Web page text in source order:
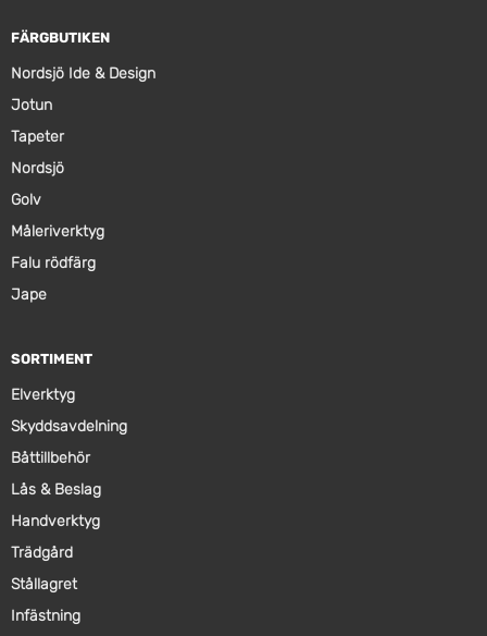
FÄRGBUTIKEN
Nordsjö Ide & Design
Jotun
Tapeter
Nordsjö
Golv
Måleriverktyg
Falu rödfärg
Jape
SORTIMENT
Elverktyg
Skyddsavdelning
Båttillbehör
Lås & Beslag
Handverktyg
Trädgård
Stållagret
Infästning